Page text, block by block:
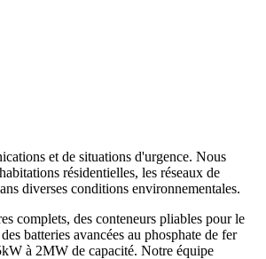
et de situations d'urgence. Nous
résidentielles, les réseaux de
diverses conditions environnementales.
complets, des conteneurs pliables pour le
batteries avancées au phosphate de fer
à 2MW de capacité. Notre équipe